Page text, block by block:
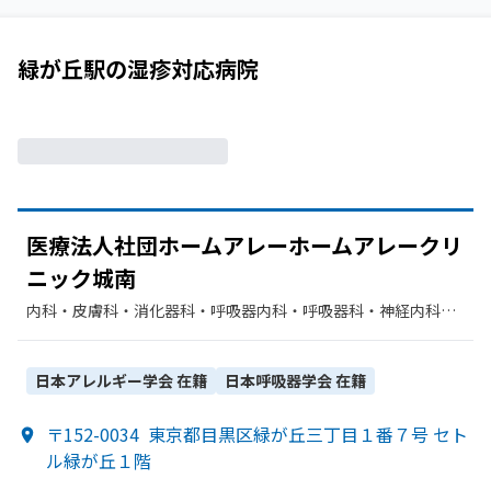
緑が丘駅の湿疹対応病院
医療法人社団ホームアレーホームアレークリ
ニック城南
内科・​皮膚科・​消化器科・​呼吸器内科・​呼吸器科・​神経内科・​
日本アレルギー学会在籍 日本呼吸器学会在籍
〒152-0034 東京都目黒区緑が丘三丁目１番７号 セト
ル緑が丘１階